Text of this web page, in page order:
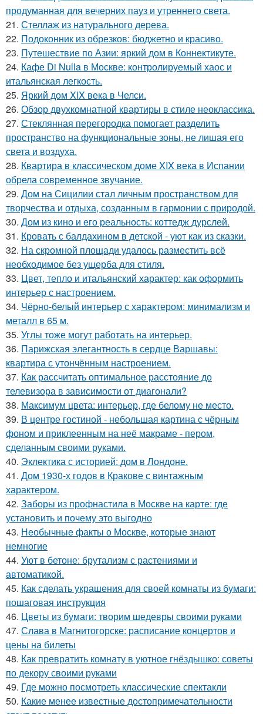
продуманная для вечерних пауз и утреннего света.
21. Стеллаж из натурального дерева.
22. Подоконник из обрезков: бюджетно и красиво.
23. Путешествие по Азии: яркий дом в Коннектикуте.
24. Кафе Di Nulla в Москве: контролируемый хаос и
итальянская легкость.
25. Яркий дом XIX века в Челси.
26. Обзор двухкомнатной квартиры в стиле неоклассика.
27. Стеклянная перегородка помогает разделить
пространство на функциональные зоны, не лишая его
света и воздуха.
28. Квартира в классическом доме XIX века в Испании
обрела современное звучание.
29. Дом на Сицилии стал личным пространством для
творчества и отдыха, созданным в гармонии с природой.
30. Дом из кино и его реальность: коттедж дурслей.
31. Кровать с балдахином в детской - уют как из сказки.
32. На скромной площади удалось разместить всё
необходимое без ущерба для стиля.
33. Цвет, тепло и итальянский характер: как оформить
интерьер с настроением.
34. Чёрно-белый интерьер с характером: минимализм и
металл в 65 м.
35. Углы тоже могут работать на интерьер.
36. Парижская элегантность в сердце Варшавы:
квартира с утончённым настроением.
37. Как рассчитать оптимальное расстояние до
телевизора в зависимости от диагонали?
38. Максимум цвета: интерьер, где белому не место.
39. В центре гостиной - небольшая картина с чёрным
фоном и приклеенным на неё макраме - пером,
сделанным своими руками.
40. Эклектика с историей: дом в Лондоне.
41. Дом 1930-х годов в Кракове с винтажным
характером.
42. Заборы из профнастила в Москве на карте: где
установить и почему это выгодно
43. Необычные факты о Москве, которые знают
немногие
44. Уют в бетоне: брутализм с растениями и
автоматикой.
45. Как сделать украшения для своей комнаты из бумаги:
пошаговая инструкция
46. Цветы из бумаги: творим шедевры своими руками
47. Слава в Магнитогорске: расписание концертов и
цены на билеты
48. Как превратить комнату в уютное гнёздышко: советы
по декору своими руками
49. Где можно посмотреть классические спектакли
50. Какие менее известные достопримечательности